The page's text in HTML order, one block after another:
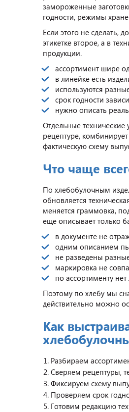
замороженные
годности, режимы
Если этого не сделать,
этикетке второе, а в
продукции.
ассортимент шире
в линейке есть
используются
срок годности
нужно описать
Отдельные технические
рецептуре,
фактическую схему
Что чаще
По хлебобулочным
обновляется
меняется граммовка,
еще описывает только
в документе не
одним описанием
не разведены
маркировка не
по ассортименту
Поэтому по хлебу мы
действительно можно
Как
Разбираем
Сверяем рецептуры,
Фиксируем схему
Проверяем срок
Готовим редакцию